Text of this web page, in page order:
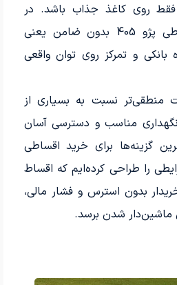
فقط روی کاغذ جذاب باشد. در
خودروشاپ، خرید اقساطی پژو 405 بدون ضامن یعنی
و تمرکز روی توان واقعی
قیمت منطقی‌تر نسبت به بسیاری از
نگهداری مناسب و دسترسی آسان
گزینه‌ها برای خرید اقساطی
را طراحی کرده‌ایم که اقساط
بدون استرس و فشار مالی،
شدن برسد.